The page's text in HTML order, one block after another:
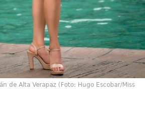
de Alta Verapaz (Foto: Hugo Escobar/Miss